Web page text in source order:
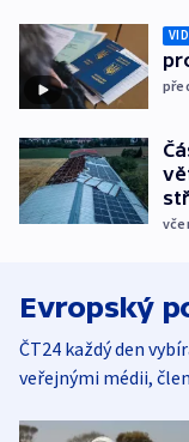
Evropský
ČT24 každý den
veřejnými médii,